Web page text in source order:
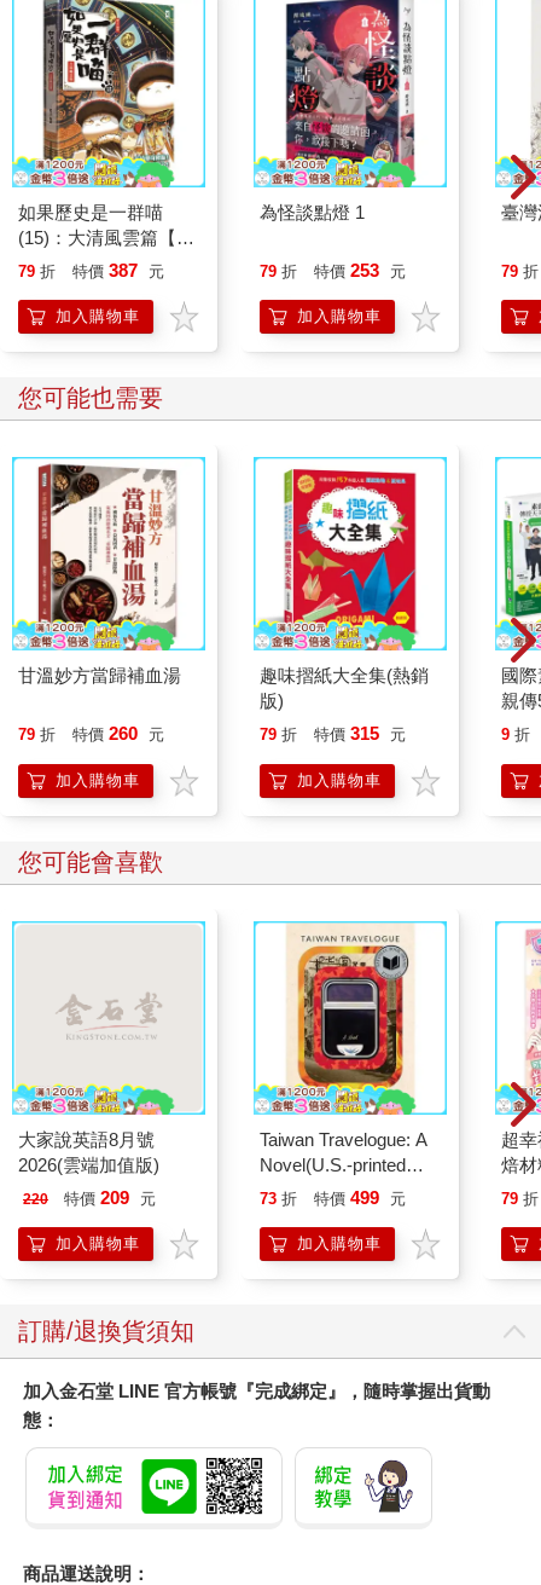
如果歷史是一群喵
(15)：大清風雲篇【萌
貓漫畫學歷史】
79 折 特價 387 元
加入購物車
為怪談點燈 1
79 折 特價 253 元
加入購物車
臺
79 折
您可能也需要
甘溫妙方當歸補血湯
79 折 特價 260 元
加入購物車
趣味摺紙大全集(熱銷
版)
79 折 特價 315 元
加入購物車
國
親
本)
素
藝
9 折
您可能會喜歡
大家說英語8月號
2026(雲端加值版)
220 特價 209 元
加入購物車
Taiwan Travelogue: A
Novel(U.S.-printed
edition)
73 折 特價 499 元
加入購物車
超
焙
愛
79 折
訂購/退換貨須知
加入金石堂 LINE 官方帳號『完成綁定』，隨時掌握出貨動
態：
商品運送說明：